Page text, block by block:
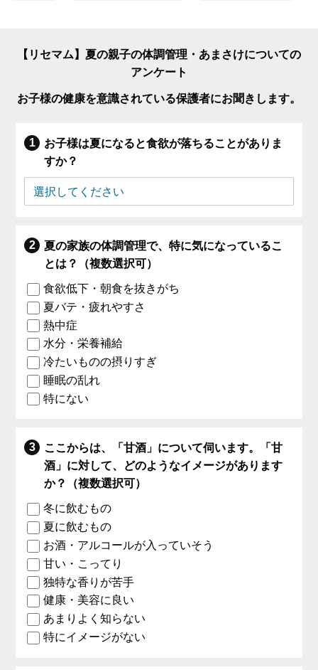
【リセマム】夏の親子の体調管理・あまさけについての
アンケート
お子様の健康を意識されている保護者にお聞きします。
お子様は夏になると食欲が落ちることがありま
すか？
夏の家族の体調管理で、特に気になっているこ
とは？（複数選択可）
食欲低下・朝食を抜きがち
夏バテ・疲れやすさ
熱中症
水分・栄養補給
冷たいものの摂りすぎ
睡眠の乱れ
特にない
ここからは、「甘酒」について伺います。「甘
酒」に対して、どのようなイメージがあります
か？（複数選択可）
冬に飲むもの
夏に飲むもの
お酒・アルコールが入っていそう
甘い・こってり
独特な香りが苦手
健康・美容に良い
あまりよく知らない
特にイメージがない